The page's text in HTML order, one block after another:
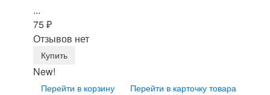
...
75₽
Отзывов нет
New!
Перейти в корзину Перейти в карточку товара